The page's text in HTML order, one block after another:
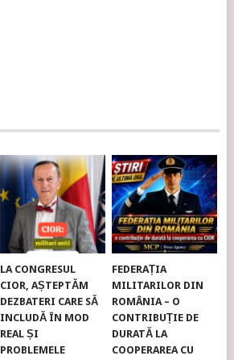
LA CONGRESUL
CIOR, AȘTEPTĂM
DEZBATERI CARE SĂ
INCLUDĂ ÎN MOD
REAL ȘI
PROBLEMELE
FEDERAȚIA
MILITARILOR DIN
ROMÂNIA – O
CONTRIBUȚIE DE
DURATĂ LA
COOPERAREA CU